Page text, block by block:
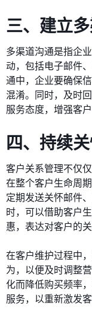
三、建立
多渠道沟通是指企
动，包括电子邮件
通中，企业要确保
混淆。同时，及时
服务态度，增强客
四、持续
客户关系管理不仅
在整个客户生命周
定期发送关怀邮件
时，可以借助客户
惠，表达对客户的关
在客户维护过程中
为，以便及时调整
化而降低购买频率
服务，以重新激发